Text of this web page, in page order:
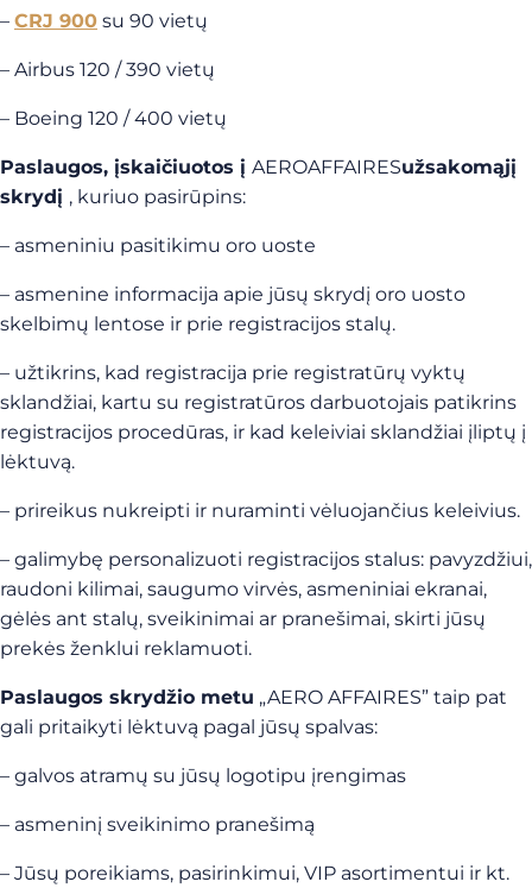
– CRJ 900 su 90 vietų
– Airbus 120 / 390 vietų
– Boeing 120 / 400 vietų
Paslaugos, įskaičiuotos į AEROAFFAIRESužsakomąjį
skrydį , kuriuo pasirūpins:
– asmeniniu pasitikimu oro uoste
– asmenine informacija apie jūsų skrydį oro uosto
skelbimų lentose ir prie registracijos stalų.
– užtikrins, kad registracija prie registratūrų vyktų
sklandžiai, kartu su registratūros darbuotojais patikrins
registracijos procedūras, ir kad keleiviai sklandžiai įliptų į
lėktuvą.
– prireikus nukreipti ir nuraminti vėluojančius keleivius.
– galimybę personalizuoti registracijos stalus: pavyzdžiui,
raudoni kilimai, saugumo virvės, asmeniniai ekranai,
gėlės ant stalų, sveikinimai ar pranešimai, skirti jūsų
prekės ženklui reklamuoti.
Paslaugos skrydžio metu „AERO AFFAIRES” taip pat
gali pritaikyti lėktuvą pagal jūsų spalvas:
– galvos atramų su jūsų logotipu įrengimas
– asmeninį sveikinimo pranešimą
– Jūsų poreikiams, pasirinkimui, VIP asortimentui ir kt.